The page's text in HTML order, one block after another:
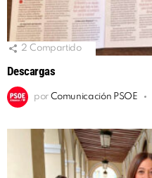
2 Compartido
Descargas
por Comunicación PSOE